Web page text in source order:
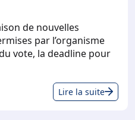
de nouvelles
par l’organisme
vote, la deadline pour
Lire la suite
aux